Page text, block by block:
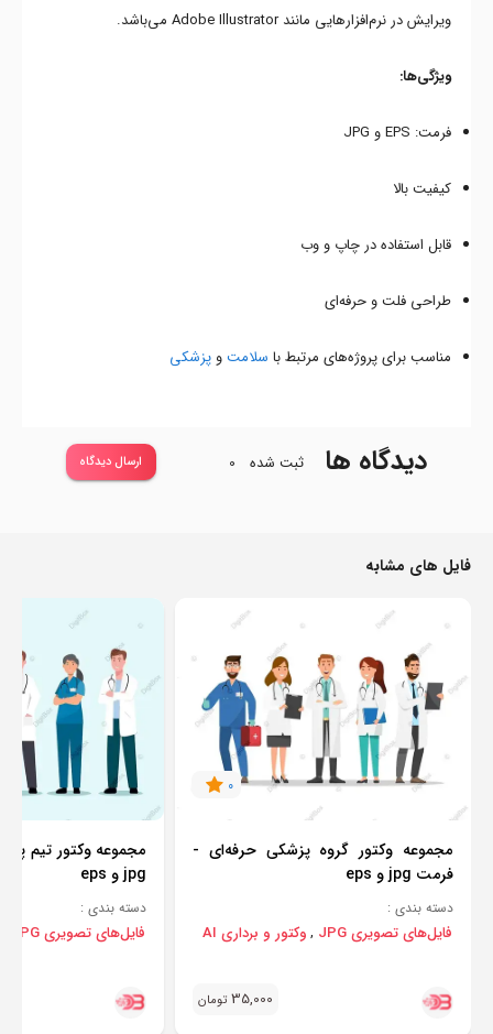
ویرایش در نرم‌افزارهایی مانند Adobe Illustrator می‌باشد.
ویژگی‌ها:
فرمت: EPS و JPG
کیفیت بالا
قابل استفاده در چاپ و وب
طراحی فلت و حرفه‌ای
مناسب برای پروژه‌های مرتبط با سلامتوپزشکی
دیدگاه ها ثبت شده 0 ارسال دیدگاه
فایل های مشابه
0
مجموعه وکتور گروه پزشکی حرفه‌ای -
فرمت jpg و eps
دسته بندی :
فایل‌های تصویری JPG , وکتور و برداری AI
35,000 تومان
مجموعه وکتور تیم
jpg و eps
دسته بندی :
فایل‌های تصویری JPG